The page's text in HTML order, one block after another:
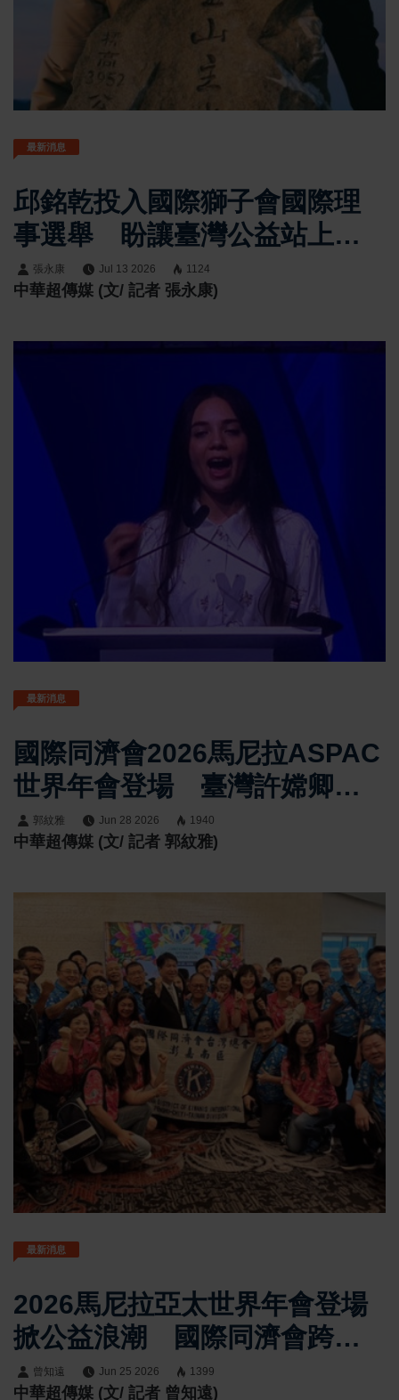
最新消息
邱銘乾投入國際獅子會國際理
事選舉 盼讓臺灣公益站上世
界舞台
張永康 Jul 13 2026 1124
中華超傳媒 (文/ 記者 張永康)
最新消息
國際同濟會2026馬尼拉ASPAC
世界年會登場 臺灣許嫦卿前
總會長任2023-2026年國際理
事 Michelle Cordioli領航亞太
公益交流「Colors Of
ASPAC」展現多元文化力量
郭紋雅 Jun 28 2026 1940
中華超傳媒 (文/ 記者 郭紋雅)
最新消息
2026馬尼拉亞太世界年會登場
掀公益浪潮 國際同濟會跨國
合作全面升級
曾知遠 Jun 25 2026 1399
中華超傳媒 (文/ 記者 曾知遠)